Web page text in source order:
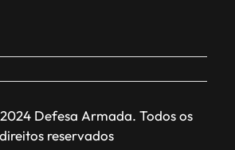
Defesa Armada. Todos os
direitos reservados